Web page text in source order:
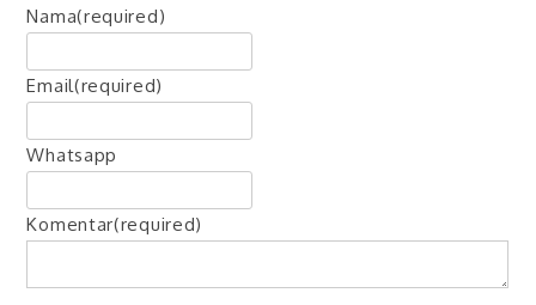
Nama(required)
Email(required)
Whatsapp
Komentar(required)